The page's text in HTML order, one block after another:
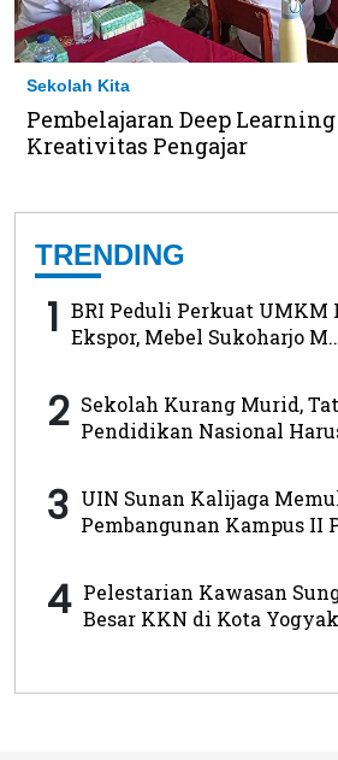
Sekolah Kita
Pembelajaran Deep
Kreativitas Pengajar
TRENDING
1 BRI Peduli Perkuat UMKM
Ekspor, Mebel Sukoharjo
2 Sekolah Kurang Murid,
Pendidikan Nasional
3 UIN Sunan Kalijaga
Pembangunan Kampus II
4 Pelestarian Kawasan
Besar KKN di Kota